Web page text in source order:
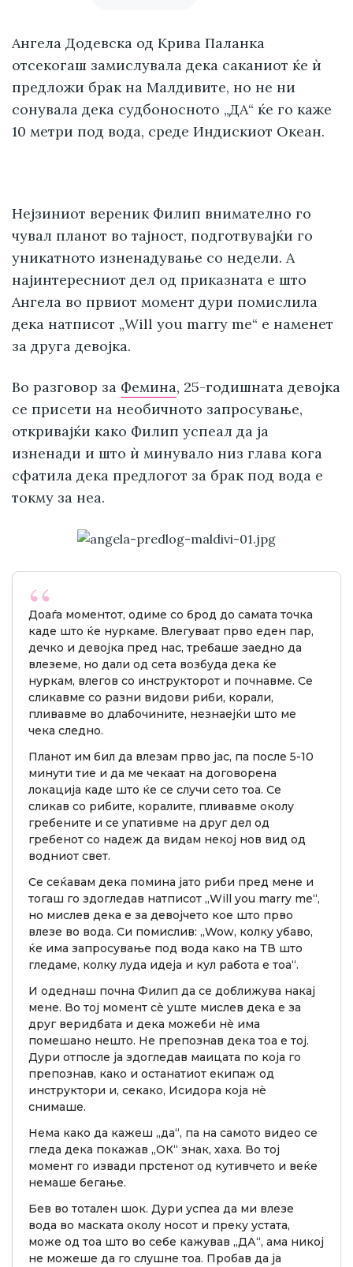
Ангела Додевска од Крива Паланка
отсекогаш замислувала дека саканиот ќе ѝ
предложи брак на Малдивите, но не ни
сонувала дека судбоносното „ДА“ ќе го каже
10 метри под вода, среде Индискиот Океан.
Нејзиниот вереник Филип внимателно го
чувал планот во тајност, подготвувајќи го
уникатното изненадување со недели. А
најинтересниот дел од приказната е што
Ангела во првиот момент дури помислила
дека натписот „Will you marry me“ е наменет
за друга девојка.
Во разговор за Фемина, 25-годишната девојка
се присети на необичното запросување,
откривајќи како Филип успеал да ја
изненади и што ѝ минувало низ глава кога
сфатила дека предлогот за брак под вода е
токму за неа.
Доаѓа моментот, одиме со брод до самата точка
каде што ќе нуркаме. Влегуваат прво еден пар,
дечко и девојка пред нас, требаше заедно да
влеземе, но дали од сета возбуда дека ќе
нуркам, влегов со инструкторот и почнавме. Се
сликавме со разни видови риби, корали,
пливавме во длабочините, незнаејќи што ме
чека следно.
Планот им бил да влезам прво јас, па после 5-10
минути тие и да ме чекаат на договорена
локација каде што ќе се случи сето тоа. Се
сликав со рибите, коралите, пливавме околу
гребените и се упативме на друг дел од
гребенот со надеж да видам некој нов вид од
водниот свет.
Се сеќавам дека помина јато риби пред мене и
тогаш го здогледав натписот „Will you marry me“,
но мислев дека е за девојчето кое што прво
влезе во вода. Си помислив: „Wow, колку убаво,
ќе има запросување под вода како на ТВ што
гледаме, колку луда идеја и кул работа е тоа“.
И одеднаш почна Филип да се доближува накај
мене. Во тој момент сè уште мислев дека е за
друг веридбата и дека можеби нè има
помешано нешто. Не препознав дека тоа е тој.
Дури отпосле ја здогледав маицата по која го
препознав, како и останатиот екипаж од
инструктори и, секако, Исидора која нè
снимаше.
Нема како да кажеш „да“, па на самото видео се
гледа дека покажав „ОК“ знак, хаха. Во тој
момент го извади прстенот од кутивчето и веќе
немаше бегање.
Бев во тотален шок. Дури успеа да ми влезе
вода во маската околу носот и преку устата,
може од тоа што во себе кажував „ДА“, ама никој
не можеше да го слушне тоа. Пробав да ја